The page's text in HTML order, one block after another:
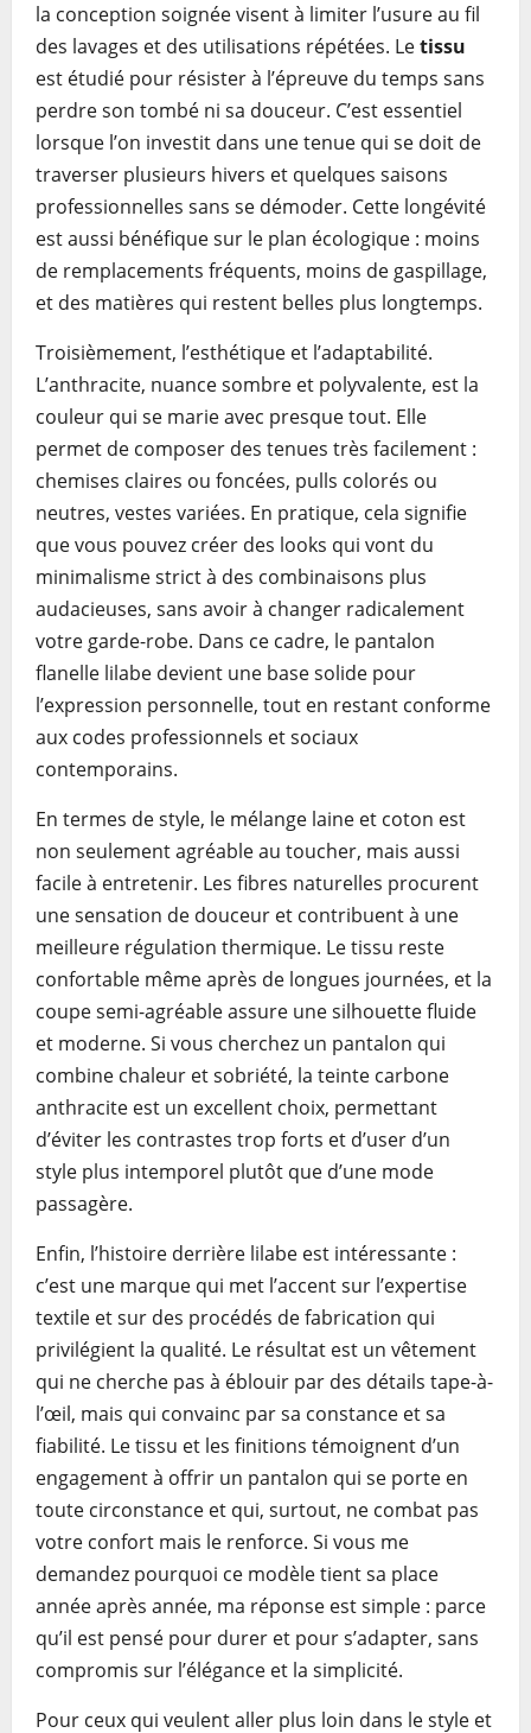
la conception soignée visent à limiter l’usure au fil
des lavages et des utilisations répétées. Letissu
est étudié pour résister à l’épreuve du temps sans
perdre son tombé ni sa douceur. C’est essentiel
lorsque l’on investit dans une tenue qui se doit de
traverser plusieurs hivers et quelques saisons
professionnelles sans se démoder. Cette longévité
est aussi bénéfique sur le plan écologique : moins
de remplacements fréquents, moins de gaspillage,
et des matières qui restent belles plus longtemps.
Troisièmement, l’esthétique et l’adaptabilité.
L’anthracite, nuance sombre et polyvalente, est la
couleur qui se marie avec presque tout. Elle
permet de composer des tenues très facilement :
chemises claires ou foncées, pulls colorés ou
neutres, vestes variées. En pratique, cela signifie
que vous pouvez créer des looks qui vont du
minimalisme strict à des combinaisons plus
audacieuses, sans avoir à changer radicalement
votre garde-robe. Dans ce cadre, le pantalon
flanelle lilabe devient une base solide pour
l’expression personnelle, tout en restant conforme
aux codes professionnels et sociaux
contemporains.
En termes de style, le mélange laine et coton est
non seulement agréable au toucher, mais aussi
facile à entretenir. Les fibres naturelles procurent
une sensation de douceur et contribuent à une
meilleure régulation thermique. Le tissu reste
confortable même après de longues journées, et la
coupe semi-agréable assure une silhouette fluide
et moderne. Si vous cherchez un pantalon qui
combine chaleur et sobriété, la teinte carbone
anthracite est un excellent choix, permettant
d’éviter les contrastes trop forts et d’user d’un
style plus intemporel plutôt que d’une mode
passagère.
Enfin, l’histoire derrière lilabe est intéressante :
c’est une marque qui met l’accent sur l’expertise
textile et sur des procédés de fabrication qui
privilégient la qualité. Le résultat est un vêtement
qui ne cherche pas à éblouir par des détails tape-à-
l’œil, mais qui convainc par sa constance et sa
fiabilité. Le tissu et les finitions témoignent d’un
engagement à offrir un pantalon qui se porte en
toute circonstance et qui, surtout, ne combat pas
votre confort mais le renforce. Si vous me
demandez pourquoi ce modèle tient sa place
année après année, ma réponse est simple : parce
qu’il est pensé pour durer et pour s’adapter, sans
compromis sur l’élégance et la simplicité.
Pour ceux qui veulent aller plus loin dans le style et